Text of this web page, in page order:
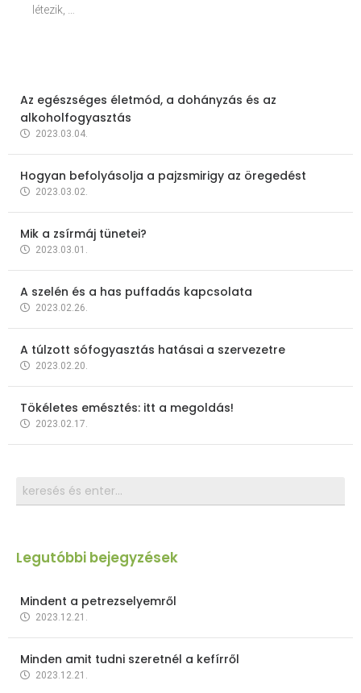
létezik, …
Az egészséges életmód, a dohányzás és az
alkoholfogyasztás
2023.03.04.
Hogyan befolyásolja a pajzsmirigy az öregedést
2023.03.02.
Mik a zsírmáj tünetei?
2023.03.01.
A szelén és a has puffadás kapcsolata
2023.02.26.
A túlzott sófogyasztás hatásai a szervezetre
2023.02.20.
Tökéletes emésztés: itt a megoldás!
2023.02.17.
Legutóbbi bejegyzések
Mindent a petrezselyemről
2023.12.21.
Minden amit tudni szeretnél a kefírről
2023.12.21.